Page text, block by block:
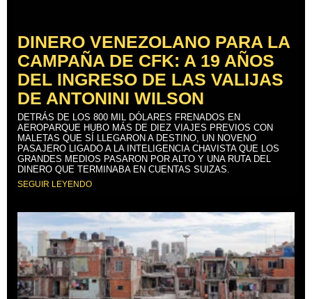
DINERO VENEZOLANO PARA LA
CAMPAÑA DE CFK: A 19 AÑOS
DEL INGRESO DE LAS VALIJAS
DE ANTONINI WILSON
DETRÁS DE LOS 800 MIL DÓLARES FRENADOS EN
AEROPARQUE HUBO MÁS DE DIEZ VIAJES PREVIOS CON
MALETAS QUE SÍ LLEGARON A DESTINO, UN NOVENO
PASAJERO LIGADO A LA INTELIGENCIA CHAVISTA QUE LOS
GRANDES MEDIOS PASARON POR ALTO Y UNA RUTA DEL
DINERO QUE TERMINABA EN CUENTAS SUIZAS.
SEGUIR LEYENDO